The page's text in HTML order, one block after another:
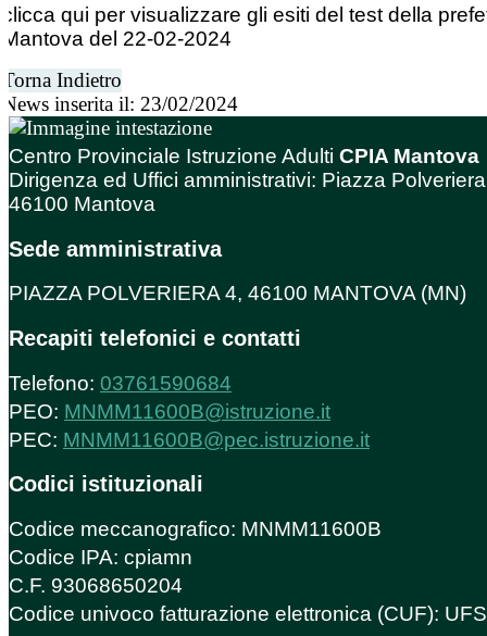
clicca qui per visualizzare gli esiti del test della
Mantova del 22-02-2024
Torna Indietro
News inserita il: 23/02/2024
Centro Provinciale Istruzione Adulti CPIA Mantova
Dirigenza ed Uffici amministrativi: Piazza
46100 Mantova
Sede amministrativa
PIAZZA POLVERIERA 4, 46100 MANTOVA (MN)
Recapiti telefonici e contatti
Telefono: 03761590684
PEO: MNMM11600B@istruzione.it
PEC: MNMM11600B@pec.istruzione.it
Codici istituzionali
Codice meccanografico: MNMM11600B
Codice IPA: cpiamn
C.F. 93068650204
Codice univoco fatturazione elettronica (CUF):